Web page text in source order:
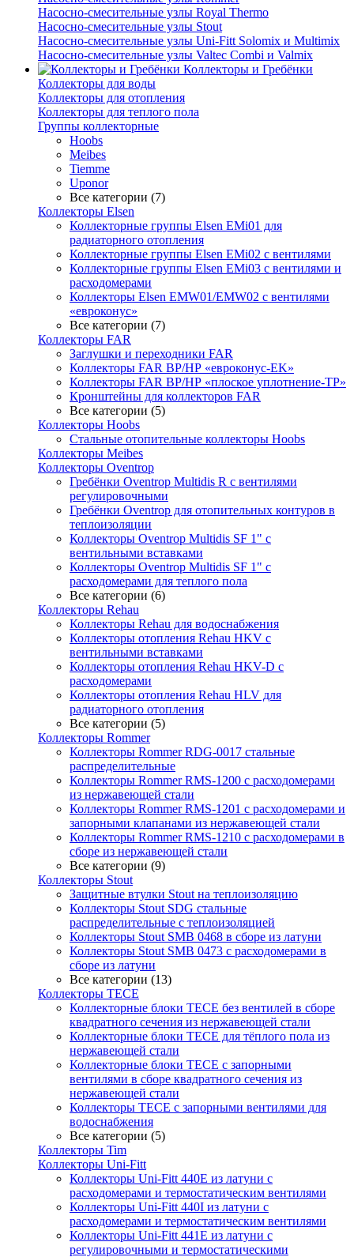
Насосно-смесительные узлы Royal Thermo
Насосно-смесительные узлы Stout
Насосно-смесительные узлы Uni-Fitt Solomix и Multimix
Насосно-смесительные узлы Valtec Combi и Valmix
Коллекторы и Гребёнки
Коллекторы для воды
Коллекторы для отопления
Коллекторы для теплого пола
Группы коллекторные
Hoobs
Meibes
Tiemme
Uponor
Все категории (7)
Коллекторы Elsen
Коллекторные группы Elsen EMi01 для
радиаторного отопления
Коллекторные группы Elsen EMi02 с вентилями
Коллекторные группы Elsen EMi03 с вентилями и
расходомерами
Коллекторы Elsen EMW01/EMW02 с вентилями
«евроконус»
Все категории (7)
Коллекторы FAR
Заглушки и переходники FAR
Коллекторы FAR ВР/НР «евроконус-EK»
Коллекторы FAR ВР/НР «плоское уплотнение-TP»
Кронштейны для коллекторов FAR
Все категории (5)
Коллекторы Hoobs
Стальные отопительные коллекторы Hoobs
Коллекторы Meibes
Коллекторы Oventrop
Гребёнки Oventrop Multidis R с вентилями
регулировочными
Гребёнки Oventrop для отопительных контуров в
теплоизоляции
Коллекторы Oventrop Multidis SF 1" с
вентильными вставками
Коллекторы Oventrop Multidis SF 1" с
расходомерами для теплого пола
Все категории (6)
Коллекторы Rehau
Коллекторы Rehau для водоснабжения
Коллекторы отопления Rehau HKV с
вентильными вставками
Коллекторы отопления Rehau HKV-D с
расходомерами
Коллекторы отопления Rehau HLV для
радиаторного отопления
Все категории (5)
Коллекторы Rommer
Коллекторы Rommer RDG-0017 стальные
распределительные
Коллекторы Rommer RMS-1200 с расходомерами
из нержавеющей стали
Коллекторы Rommer RMS-1201 с расходомерами и
запорными клапанами из нержавеющей стали
Коллекторы Rommer RMS-1210 с расходомерами в
сборе из нержавеющей стали
Все категории (9)
Коллекторы Stout
Защитные втулки Stout на теплоизоляцию
Коллекторы Stout SDG стальные
распределительные с теплоизоляцией
Коллекторы Stout SMB 0468 в сборе из латуни
Коллекторы Stout SMB 0473 с расходомерами в
сборе из латуни
Все категории (13)
Коллекторы TECE
Коллекторные блоки TECE без вентилей в сборе
квадратного сечения из нержавеющей стали
Коллекторные блоки TECE для тёплого пола из
нержавеющей стали
Коллекторные блоки TECE с запорными
вентилями в сборе квадратного сечения из
нержавеющей стали
Коллекторы TECE с запорными вентилями для
водоснабжения
Все категории (5)
Коллекторы Tim
Коллекторы Uni-Fitt
Коллекторы Uni-Fitt 440E из латуни с
расходомерами и термостатическим вентилями
Коллекторы Uni-Fitt 440I из латуни с
расходомерами и термостатическим вентилями
Коллекторы Uni-Fitt 441E из латуни с
регулировочными и термостатическими